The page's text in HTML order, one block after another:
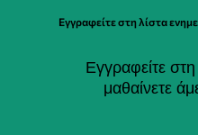
Εγγραφείτε στη λίστα
Εγγραφείτε
μαθαίνετε